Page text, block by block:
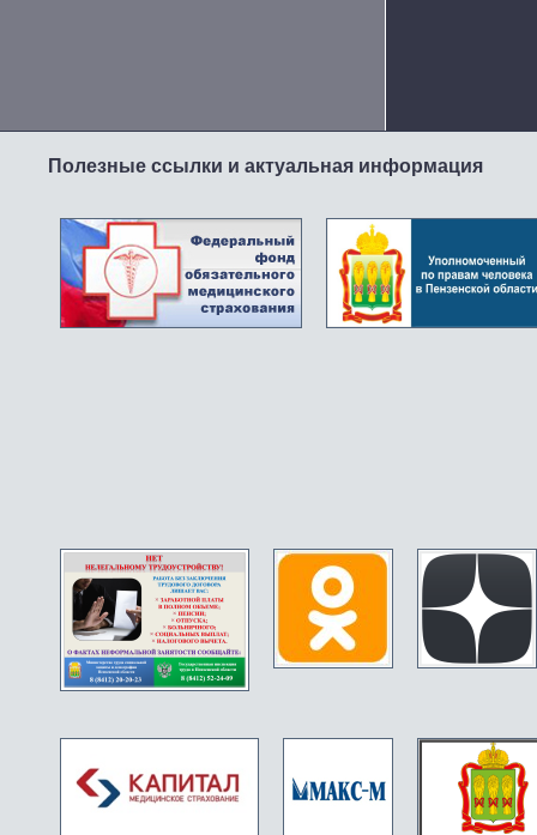
Полезные ссылки и актуальная информация